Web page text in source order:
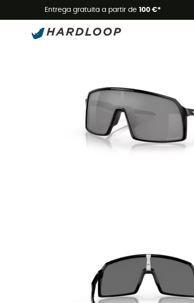
Entrega gratuita a partir de 100 €*